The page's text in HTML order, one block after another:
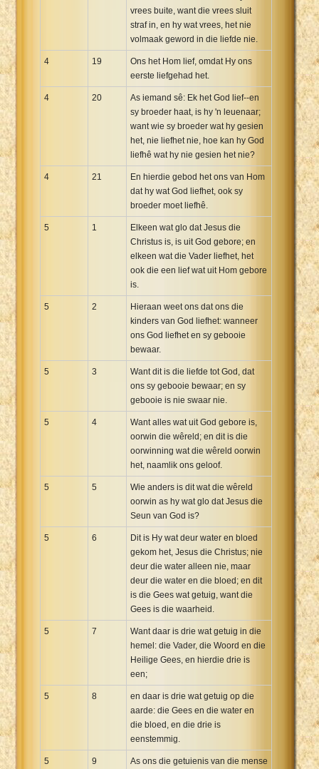
vrees buite, want die vrees sluit
straf in, en hy wat vrees, het nie
volmaak geword in die liefde nie.
4 19
Ons het Hom lief, omdat Hy ons
eerste liefgehad het.
4 20
As iemand sê: Ek het God lief--en
sy broeder haat, is hy 'n leuenaar;
want wie sy broeder wat hy gesien
het, nie liefhet nie, hoe kan hy God
liefhê wat hy nie gesien het nie?
4 21
En hierdie gebod het ons van Hom
dat hy wat God liefhet, ook sy
broeder moet liefhê.
5 1
Elkeen wat glo dat Jesus die
Christus is, is uit God gebore; en
elkeen wat die Vader liefhet, het
ook die een lief wat uit Hom gebore
is.
5 2
Hieraan weet ons dat ons die
kinders van God liefhet: wanneer
ons God liefhet en sy gebooie
bewaar.
5 3
Want dit is die liefde tot God, dat
ons sy gebooie bewaar; en sy
gebooie is nie swaar nie.
5 4
Want alles wat uit God gebore is,
oorwin die wêreld; en dit is die
oorwinning wat die wêreld oorwin
het, naamlik ons geloof.
5 5
Wie anders is dit wat die wêreld
oorwin as hy wat glo dat Jesus die
Seun van God is?
5 6
Dit is Hy wat deur water en bloed
gekom het, Jesus die Christus; nie
deur die water alleen nie, maar
deur die water en die bloed; en dit
is die Gees wat getuig, want die
Gees is die waarheid.
5 7
Want daar is drie wat getuig in die
hemel: die Vader, die Woord en die
Heilige Gees, en hierdie drie is
een;
5 8
en daar is drie wat getuig op die
aarde: die Gees en die water en
die bloed, en die drie is
eenstemmig.
5 9
As ons die getuienis van die mense